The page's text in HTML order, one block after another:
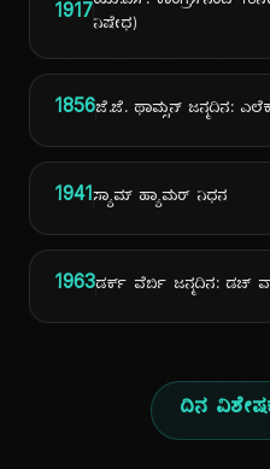
1917ನಿಷೇಧ)
1856ಜೆ.ಜೆ. ಥಾಮ್ಸನ್ ಜನ್ಮದಿನ:
1941ಸ್ಯಾಮ್ ಹ್ಯಾಮರ್ ನಿಧನ
1963ಡರ್ಕ್ ವೆರ್ಬಿ ಜನ್ಮದಿನ: ಡಚ್
ದಿನ